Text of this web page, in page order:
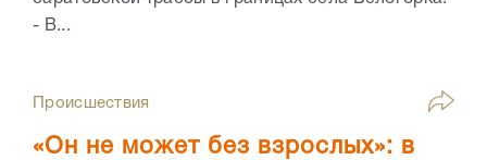
- В...
Происшествия
«Он не может без взрослых»: в